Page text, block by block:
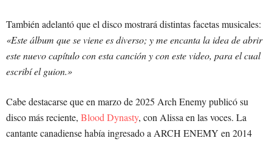
También adelantó que el disco mostrará distintas facetas musicales:
«Este álbum que se viene es diverso; y me encanta la idea de abrir
este nuevo capítulo con esta canción y con este video, para el cual
escribí el guion.»
Cabe destacarse que en marzo de 2025 Arch Enemy publicó su
disco más reciente, Blood Dynasty, con Alissa en las voces. La
cantante canadiense había ingresado a ARCH ENEMY en 2014